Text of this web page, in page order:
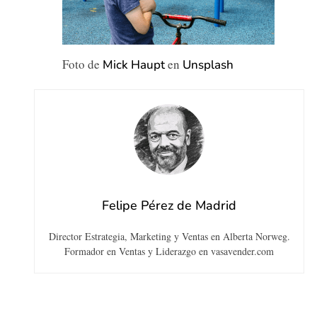
Foto de Mick Haupten Unsplash
Felipe Pérez de Madrid
Director Estrategia, Marketing y Ventas en Alberta Norweg.
Formador en Ventas y Liderazgo en vasavender.com